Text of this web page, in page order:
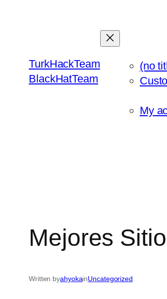
TurkHackTeam
BlackHatTeam
(no
My
Mejores
Written byahyokainUncategorized